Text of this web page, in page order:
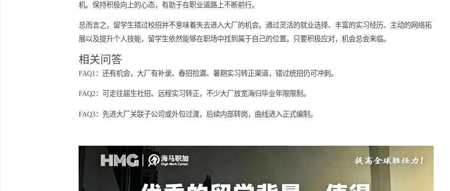
积极主动的态度
在职场求职的过程中，积极和主动的态度是至关重要的。留学生需要现出对工作的热情，并愿意从基层做起
验。在面试中主动阐自身的独特经历与技能，展示解决问题的能力。这种态度往往能够让招聘方留下深刻的
保持信心与耐心
求职的过程中，难免会遇到挫折。但留学生在面对挑战时，更需要保持信心与耐心。大厂虽难进，但只要持
努力提升自身竞争力，总会找到适合自己的机会。每一次面试都是一次学习的机会，每一个反馈都是提升自
展以及提升个人技能，留学生依然能够在职场中找到属于自己的位置。只要积极应对，机会总会来临。
相关问答
FAQ1：还有机会，大厂有补录、春招捡漏、暑期实习转正渠道，错过统招仍可冲刺。